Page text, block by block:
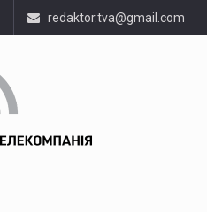
redaktor.tva@gmail.com